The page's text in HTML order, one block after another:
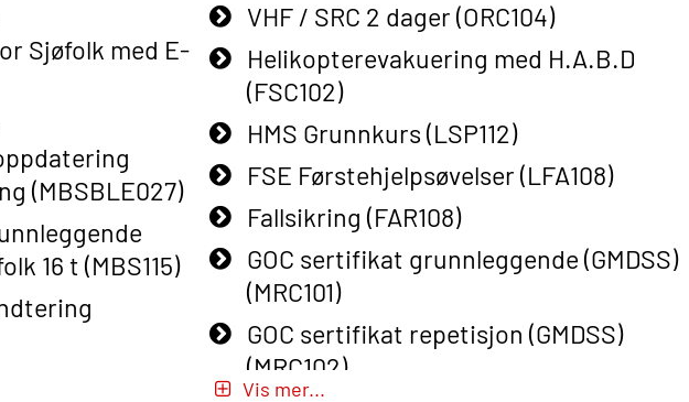
Sjøfolk med E-
(MBSBLE027)
16 t (MBS115)
VHF / SRC 2 dager (ORC104)
Helikopterevakuering med H.A.B.D
(FSC102)
HMS Grunnkurs (LSP112)
FSE Førstehjelpsøvelser (LFA108)
Fallsikring (FAR108)
GOC sertifikat grunnleggende (GMDSS)
(MRC101)
GOC sertifikat repetisjon (GMDSS)
(MRC102)
Vis mer...